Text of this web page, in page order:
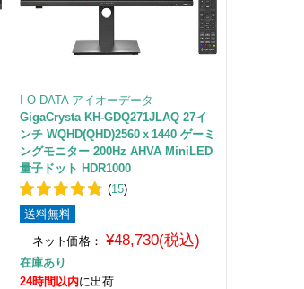
I-O DATA アイオーデータ
GigaCrysta KH-GDQ271JLAQ 27イ
ンチ WQHD(QHD)2560ｘ1440 ゲーミ
ングモニター 200Hz AHVA MiniLED
量子ドット HDR1000
(15)
送料無料
ネット価格： ¥48,730(税込)
在庫あり
24時間以内に出荷